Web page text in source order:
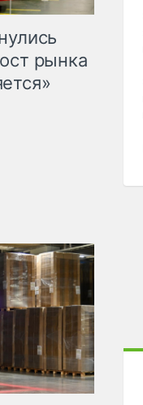
рынка